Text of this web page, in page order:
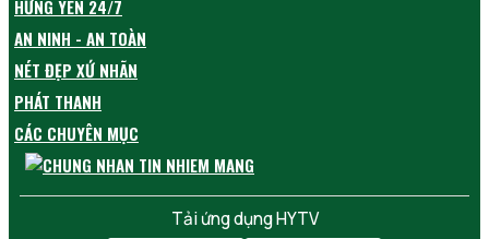
HƯNG YÊN 24/7
AN NINH - AN TOÀN
NÉT ĐẸP XỨ NHÃN
PHÁT THANH
CÁC CHUYÊN MỤC
Tải ứng dụng HYTV